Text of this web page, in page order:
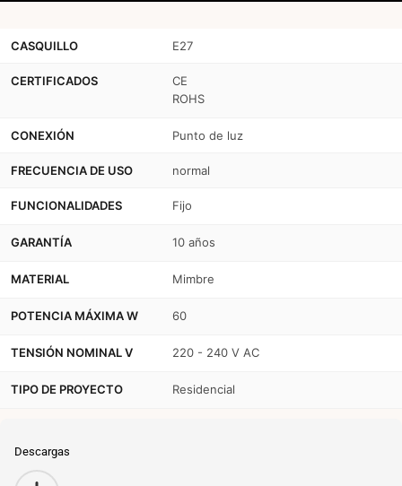
CASQUILLO E27
CERTIFICADOS
CE
ROHS
CONEXIÓN Punto de luz
FRECUENCIA DE USO normal
FUNCIONALIDADES Fijo
GARANTÍA 10 años
MATERIAL Mimbre
POTENCIA MÁXIMA W 60
TENSIÓN NOMINAL V 220 - 240 V AC
TIPO DE PROYECTO Residencial
Descargas